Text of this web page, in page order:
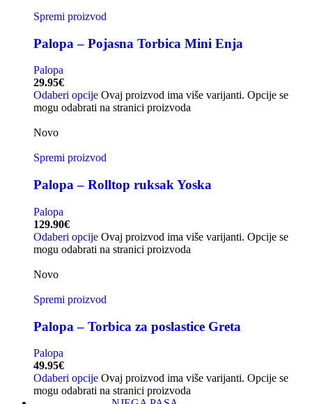
Spremi proizvod
Palopa – Pojasna Torbica Mini Enja
Palopa
29.95€
Odaberi opcije Ovaj proizvod ima više varijanti. Opcije se
mogu odabrati na stranici proizvoda
Novo
Spremi proizvod
Palopa – Rolltop ruksak Yoska
Palopa
129.90€
Odaberi opcije Ovaj proizvod ima više varijanti. Opcije se
mogu odabrati na stranici proizvoda
Novo
Spremi proizvod
Palopa – Torbica za poslastice Greta
Palopa
49.95€
Odaberi opcije Ovaj proizvod ima više varijanti. Opcije se
mogu odabrati na stranici proizvoda